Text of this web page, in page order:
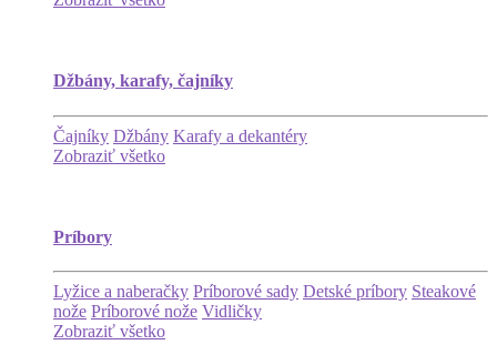
Džbány, karafy, čajníky
Čajníky Džbány Karafy a dekantéry
Zobraziť všetko
Príbory
Lyžice a naberačky Príborové sady Detské príbory Steakové
nože Príborové nože Vidličky
Zobraziť všetko